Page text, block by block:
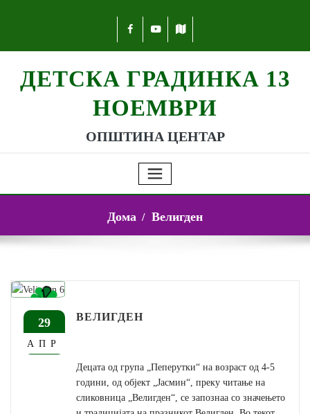
ДЕТСКА ГРАДИНКА 13
НОЕМВРИ
ОПШТИНА ЦЕНТАР
Дома Велигден
29
АПР
ВЕЛИГДЕН
Децата од група „Пеперутки“ на возраст од 4-5
години, од објект „Јасмин“, преку читање на
сликовница „Велигден“, се запознаа со значењето